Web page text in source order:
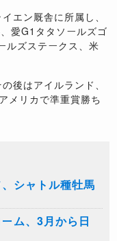
エン厩舎に所属し、
愛G1タタソールズゴ
ルズステークス、米
後はアイルランド、
メリカで準重賞勝ち
シャトル種牡馬
ム、3月から日